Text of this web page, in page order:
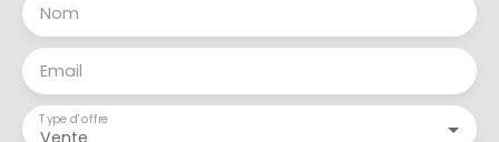
Nom
Email
Vente
Type d'offre